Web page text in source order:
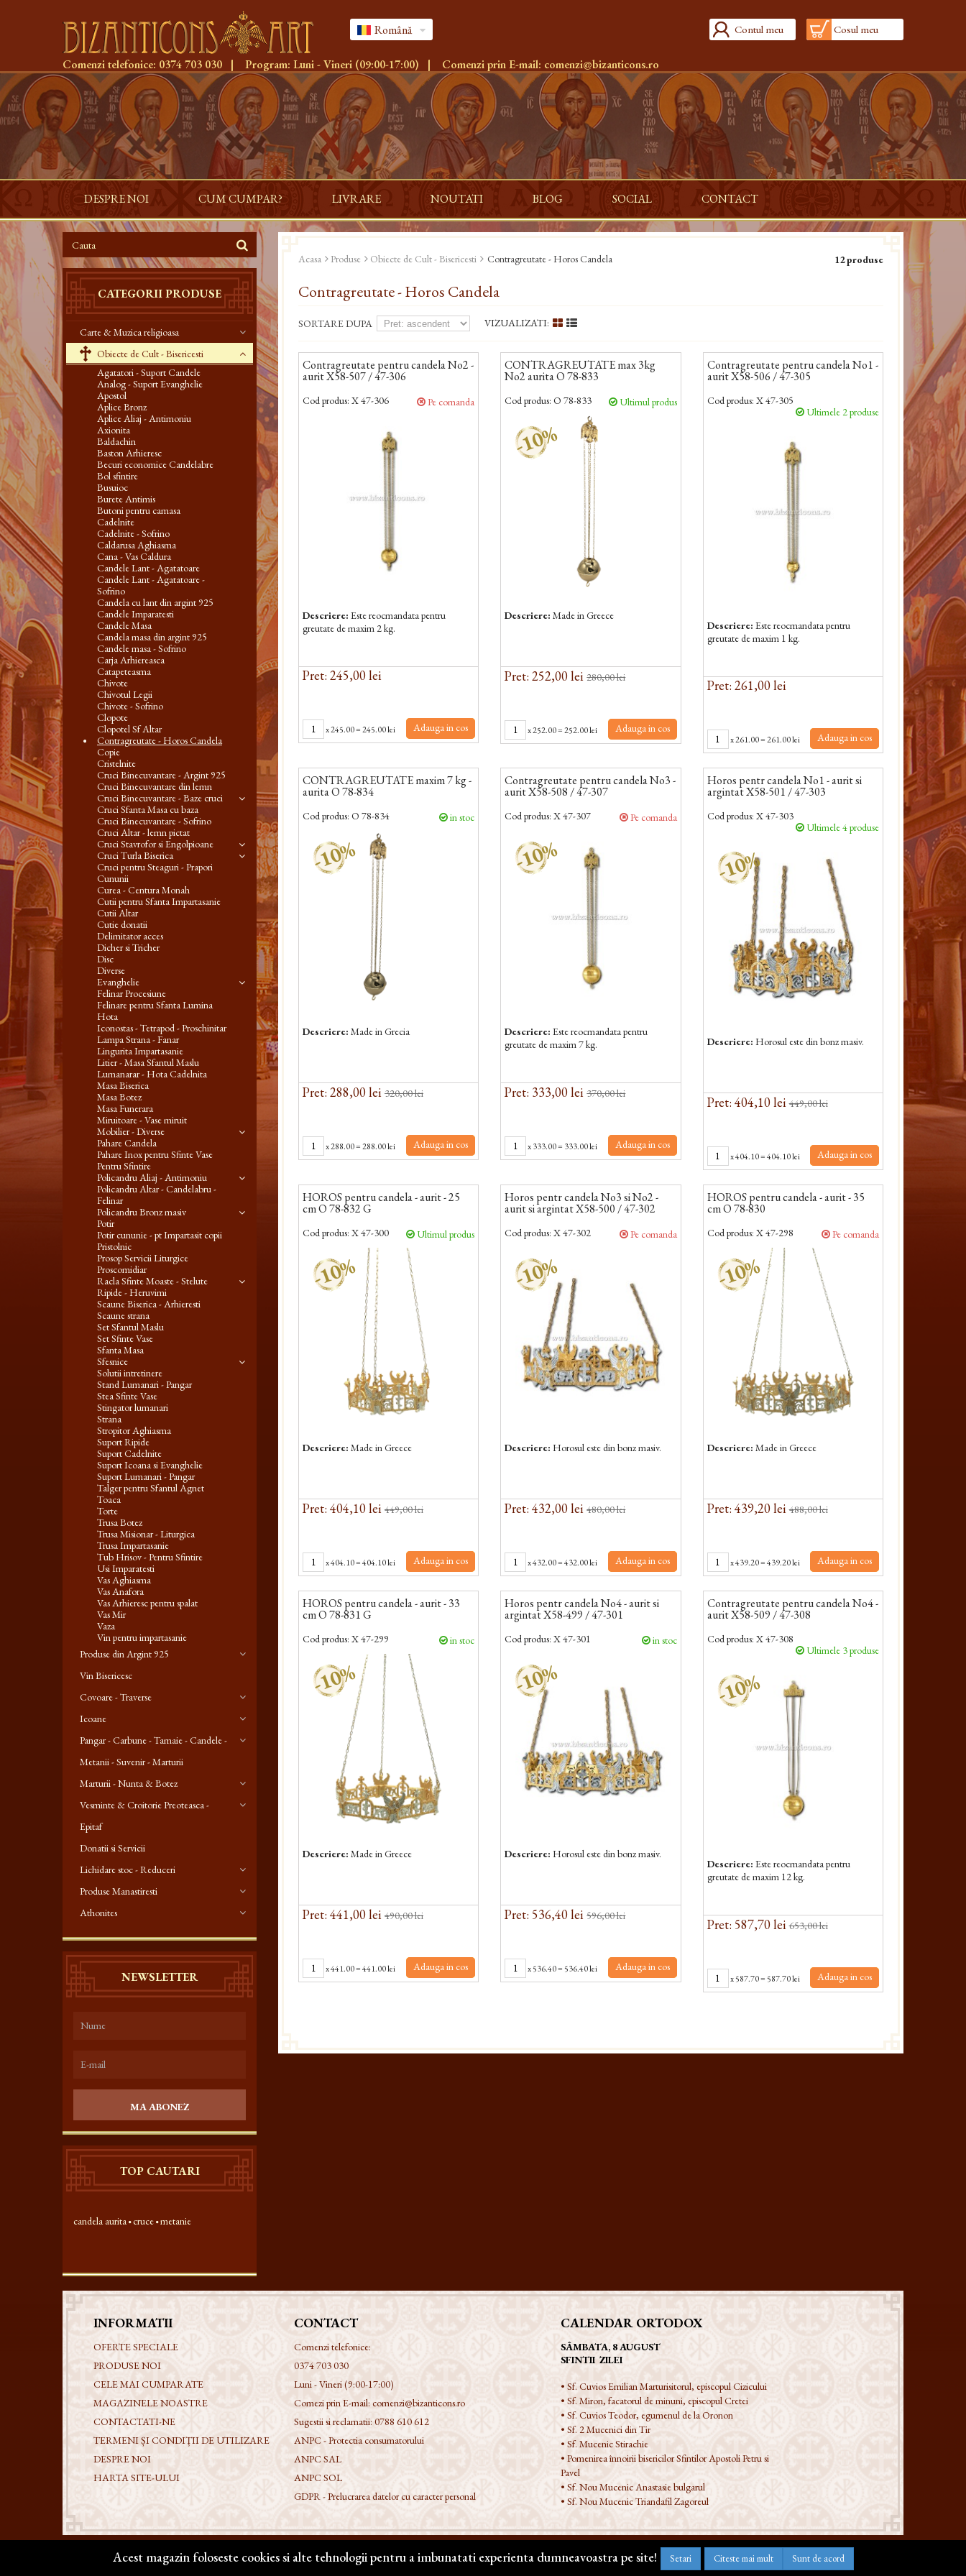
Română Contul meu Cosul meu
Comenzi telefonice: 0374 703 030 | Program: Luni - Vineri (09:00-17:00) | Comenzi prin E-mail: comenzi@bizanticons.ro
DESPRE NOI CUM CUMPAR? LIVRARE NOUTATI BLOG SOCIAL CONTACT
CATEGORII PRODUSE
Carte & Muzica religioasa
Obiecte de Cult - Bisericesti
Agatatori - Suport Candele
Analog - Suport Evanghelie
Apostol
Aplice Bronz
Aplice Aliaj - Antimoniu
Axionita
Baldachin
Baston Arhieresc
Becuri economice Candelabre
Bol sfintire
Busuioc
Burete Antimis
Butoni pentru camasa
Cadelnite
Cadelnite - Sofrino
Caldarusa Aghiasma
Cana - Vas Caldura
Candele Lant - Agatatoare
Candele Lant - Agatatoare -
Sofrino
Candela cu lant din argint 925
Candele Imparatesti
Candele Masa
Candela masa din argint 925
Candele masa - Sofrino
Carja Arhiereasca
Catapeteasma
Chivote
Chivotul Legii
Chivote - Sofrino
Clopote
Clopotel Sf Altar
Contragreutate - Horos Candela
Copie
Cristelnite
Cruci Binecuvantare - Argint 925
Cruci Binecuvantare din lemn
Cruci Binecuvantare - Baze cruci
Cruci Sfanta Masa cu baza
Cruci Binecuvantare - Sofrino
Cruci Altar - lemn pictat
Cruci Stavrofor si Engolpioane
Cruci Turla Biserica
Cruci pentru Steaguri - Prapori
Cununii
Curea - Centura Monah
Cutii pentru Sfanta Impartasanie
Cutii Altar
Cutie donatii
Delimitator acces
Dicher si Tricher
Disc
Diverse
Evanghelie
Felinar Procesiune
Felinare pentru Sfanta Lumina
Hota
Iconostas - Tetrapod - Proschinitar
Lampa Strana - Fanar
Lingurita Impartasanie
Litier - Masa Sfantul Maslu
Lumanarar - Hota Cadelnita
Masa Biserica
Masa Botez
Masa Funerara
Miruitoare - Vase miruit
Mobilier - Diverse
Pahare Candela
Pahare Inox pentru Sfinte Vase
Pentru Sfintire
Policandru Aliaj - Antimoniu
Policandru Altar - Candelabru -
Felinar
Policandru Bronz masiv
Potir
Potir cununie - pt Impartasit copii
Pristolnic
Prosop Servicii Liturgice
Proscomidiar
Racla Sfinte Moaste - Stelute
Ripide - Heruvimi
Scaune Biserica - Arhieresti
Scaune strana
Set Sfantul Maslu
Set Sfinte Vase
Sfanta Masa
Sfesnice
Solutii intretinere
Stand Lumanari - Pangar
Stea Sfinte Vase
Stingator lumanari
Strana
Stropitor Aghiasma
Suport Ripide
Suport Cadelnite
Suport Icoana si Evanghelie
Suport Lumanari - Pangar
Talger pentru Sfantul Agnet
Toaca
Torte
Trusa Botez
Trusa Misionar - Liturgica
Trusa Impartasanie
Tub Hrisov - Pentru Sfintire
Usi Imparatesti
Vas Aghiasma
Vas Anafora
Vas Arhieresc pentru spalat
Vas Mir
Vaza
Vin pentru impartasanie
Produse din Argint 925
Vin Bisericesc
Covoare - Traverse
Icoane
Pangar - Carbune - Tamaie - Candele -
Metanii - Suvenir - Marturii
Marturii - Nunta & Botez
Vesminte & Croitorie Preoteasca -
Epitaf
Donatii si Servicii
Lichidare stoc - Reduceri
Produse Manastiresti
Athonites
NEWSLETTER
MA ABONEZ
TOP CAUTARI
candela aurita cruce metanie
Acasa Produse Obiecte de Cult - Bisericesti Contragreutate - Horos Candela 12 produse
Contragreutate - Horos Candela
SORTARE DUPA VIZUALIZATI:
Contragreutate pentru candela No2 -
aurit X58-507 / 47-306
Cod produs: X 47-306 Pe comanda
Descriere: Este reocmandata pentru
greutate de maxim 2 kg.
Pret: 245,00 lei
x245.00=245.00 lei Adauga in cos
CONTRAGREUTATE max 3kg
No2 aurita O 78-833
Cod produs: O 78-833 Ultimul produs
-10%
Descriere:Made in Greece
Pret: 252,00 lei 280,00 lei
x252.00=252.00 lei Adauga in cos
Contragreutate pentru candela No1 -
aurit X58-506 / 47-305
Cod produs: X 47-305
Ultimele 2 produse
Descriere: Este reocmandata pentru
greutate de maxim 1 kg.
Pret: 261,00 lei
x261.00=261.00 lei Adauga in cos
CONTRAGREUTATE maxim 7 kg -
aurita O 78-834
Cod produs: O 78-834 in stoc
-10%
Descriere: Made in Grecia
Pret: 288,00 lei 320,00 lei
x288.00=288.00 lei Adauga in cos
Contragreutate pentru candela No3 -
aurit X58-508 / 47-307
Cod produs: X 47-307 Pe comanda
-10%
Descriere:Este reocmandata pentru
greutate de maxim 7 kg.
Pret: 333,00 lei 370,00 lei
x333.00= 333.00 lei Adauga in cos
Horos pentr candela No1 - aurit si
argintat X58-501 / 47-303
Cod produs: X 47-303
Ultimele 4 produse
-10%
Descriere: Horosul este din bonz masiv.
Pret: 404,10 lei 449,00 lei
x404.10=404.10 lei Adauga in cos
HOROS pentru candela - aurit - 25
cm O 78-832 G
Cod produs: X 47-300 Ultimul produs
-10%
Descriere: Made in Greece
Pret: 404,10 lei 449,00 lei
x404.10=404.10 lei Adauga in cos
Horos pentr candela No3 si No2 -
aurit si argintat X58-500 / 47-302
Cod produs: X 47-302 Pe comanda
-10%
Descriere:Horosul este din bonz masiv.
Pret: 432,00 lei 480,00 lei
x432.00=432.00 lei Adauga in cos
HOROS pentru candela - aurit - 35
cm O 78-830
Cod produs: X 47-298 Pe comanda
-10%
Descriere: Made in Greece
Pret: 439,20 lei 488,00 lei
x439.20=439.20 lei Adauga in cos
HOROS pentru candela - aurit - 33
cm O 78-831 G
Cod produs: X 47-299 in stoc
-10%
Descriere: Made in Greece
Pret: 441,00 lei 490,00 lei
x441.00=441.00 lei Adauga in cos
Horos pentr candela No4 - aurit si
argintat X58-499 / 47-301
Cod produs: X 47-301 in stoc
-10%
Descriere:Horosul este din bonz masiv.
Pret: 536,40 lei 596,00 lei
x536.40= 536.40 lei Adauga in cos
Contragreutate pentru candela No4 -
aurit X58-509 / 47-308
Cod produs: X 47-308
Ultimele 3 produse
-10%
Descriere: Este reocmandata pentru
greutate de maxim 12 kg.
Pret: 587,70 lei 653,00 lei
x587.70= 587.70 lei Adauga in cos
INFORMATII
OFERTE SPECIALE
PRODUSE NOI
CELE MAI CUMPARATE
MAGAZINELE NOASTRE
CONTACTATI-NE
TERMENI ȘI CONDIȚII DE UTILIZARE
DESPRE NOI
HARTA SITE-ULUI
CONTACT
Comenzi telefonice:
0374 703 030
Luni - Vineri (9:00-17:00)
Comezi prin E-mail: comenzi@bizanticons.ro
Sugestii si reclamatii: 0788 610 612
ANPC - Protectia consumatorului
ANPC SAL
ANPC SOL
GDPR - Prelucrarea datelor cu caracter personal
CALENDAR ORTODOX
SÂMBATA, 8 AUGUST
SFINTII ZILEI
• Sf. Cuvios Emilian Marturisitorul, episcopul Cizicului
• Sf. Miron, facatorul de minuni, episcopul Cretei
• Sf. Cuvios Teodor, egumenul de la Oronon
• Sf. 2 Mucenici din Tir
• Sf. Mucenic Stirachie
• Pomenirea înnoirii bisericilor Sfintilor Apostoli Petru si
Pavel
• Sf. Nou Mucenic Anastasie bulgarul
• Sf. Nou Mucenic Triandafil Zagoreul
Copyright @ 2026 | BIZANTICONS. Toate drepturile rezervate
Acest magazin foloseste cookies si alte tehnologii pentru a imbunatati experienta dumneavoastra pe site! Setari Citeste mai mult Sunt de acord